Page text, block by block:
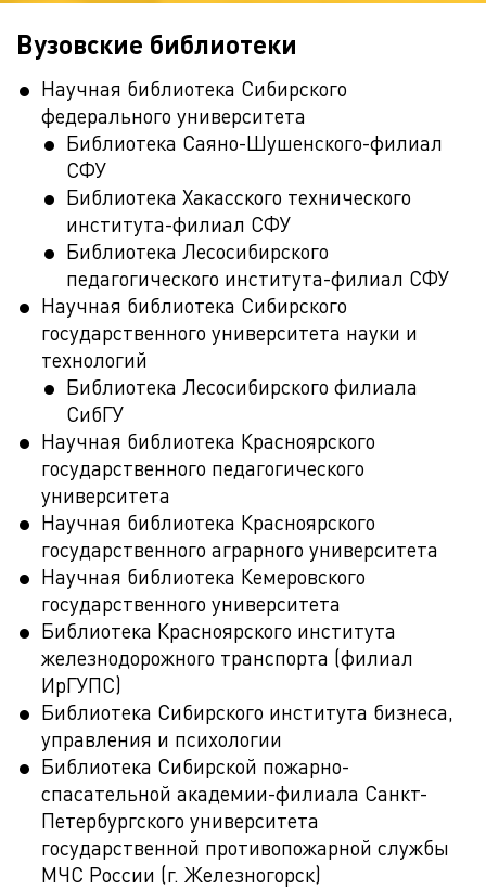
Вузовские библиотеки
Научная библиотека Сибирского
федерального университета
Библиотека Саяно-Шушенского-филиал
СФУ
Библиотека Хакасского технического
института-филиал СФУ
Библиотека Лесосибирского
педагогического института-филиал СФУ
Научная библиотека Сибирского
государственного университета науки и
технологий
Библиотека Лесосибирского филиала
СибГУ
Научная библиотека Красноярского
государственного педагогического
университета
Научная библиотека Красноярского
государственного аграрного университета
Научная библиотека Кемеровского
государственного университета
Библиотека Красноярского института
железнодорожного транспорта (филиал
ИрГУПС)
Библиотека Сибирского института бизнеса,
управления и психологии
Библиотека Сибирской пожарно-
спасательной академии-филиала Санкт-
Петербургского университета
государственной противопожарной службы
МЧС России (г. Железногорск)